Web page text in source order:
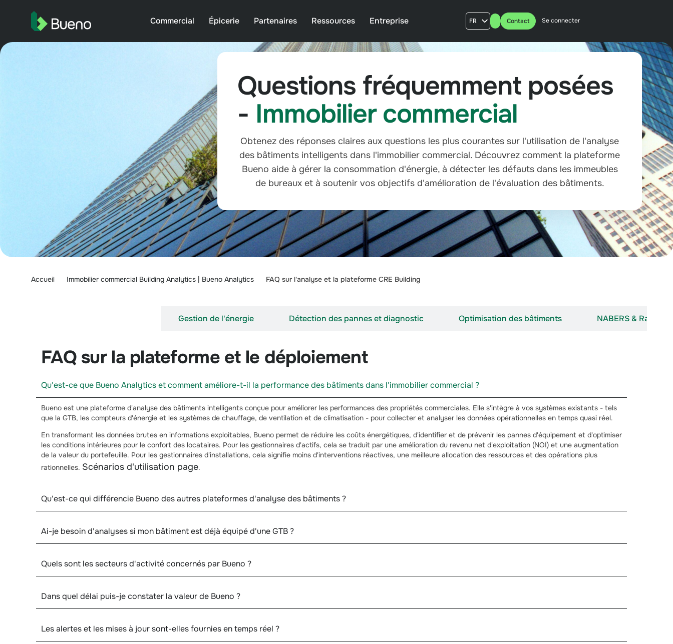
Commercial Épicerie Partenaires Ressources Entreprise FR
US
Contact Se connecter
Questions fréquemment posées
- Immobilier commercial
Obtenez des réponses claires aux questions les plus courantes sur l'utilisation de l'analyse
des bâtiments intelligents dans l'immobilier commercial. Découvrez comment la plateforme
Bueno aide à gérer la consommation d'énergie, à détecter les défauts dans les immeubles
de bureaux et à soutenir vos objectifs d'amélioration de l'évaluation des bâtiments.
Accueil Immobilier commercial Building Analytics | Bueno Analytics FAQ sur l'analyse et la plateforme CRE Building
Gestion de l'énergie Détection des pannes et diagnostic Optimisation des bâtiments NABERS & Ratings
FAQ sur la plateforme et le déploiement
Qu'est-ce que Bueno Analytics et comment améliore-t-il la performance des bâtiments dans l'immobilier commercial ?
Bueno est une plateforme d'analyse des bâtiments intelligents conçue pour améliorer les performances des propriétés commerciales. Elle s'intègre à vos systèmes existants - tels
que la GTB, les compteurs d'énergie et les systèmes de chauffage, de ventilation et de climatisation - pour collecter et analyser les données opérationnelles en temps quasi réel.
En transformant les données brutes en informations exploitables, Bueno permet de réduire les coûts énergétiques, d'identifier et de prévenir les pannes d'équipement et d'optimiser
les conditions intérieures pour le confort des locataires. Pour les gestionnaires d'actifs, cela se traduit par une amélioration du revenu net d'exploitation (NOI) et une augmentation
de la valeur du portefeuille. Pour les gestionnaires d'installations, cela signifie moins d'interventions réactives, une meilleure allocation des ressources et des opérations plus
rationnelles. Scénarios d'utilisation page.
Qu'est-ce qui différencie Bueno des autres plateformes d'analyse des bâtiments ?
Ai-je besoin d'analyses si mon bâtiment est déjà équipé d'une GTB ?
Quels sont les secteurs d'activité concernés par Bueno ?
Dans quel délai puis-je constater la valeur de Bueno ?
Les alertes et les mises à jour sont-elles fournies en temps réel ?